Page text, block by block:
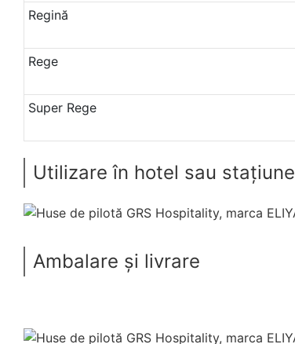
Regină
Rege
Super Rege
Utilizare în hotel sau stațiune
Ambalare și livrare